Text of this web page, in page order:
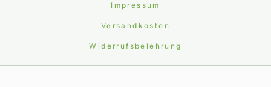
Impressum
Versandkosten
Widerrufsbelehrung